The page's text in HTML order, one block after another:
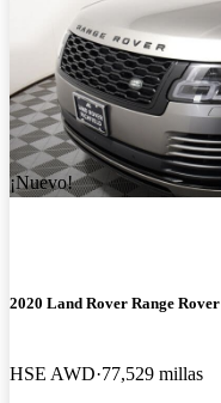
¡Nuevo!
2020 Land Rover Range Rover
HSE AWD 77,529 millas